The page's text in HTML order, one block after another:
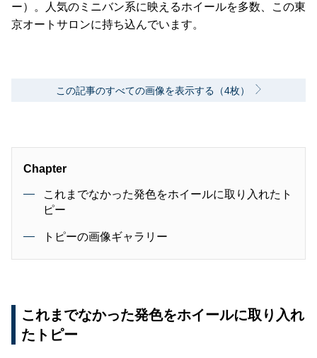
ー）。人気のミニバン系に映えるホイールを多数、この東
京オートサロンに持ち込んでいます。
この記事のすべての画像を表示する（4枚）
Chapter
これまでなかった発色をホイールに取り入れたト
ピー
トピーの画像ギャラリー
これまでなかった発色をホイールに取り入れ
たトピー